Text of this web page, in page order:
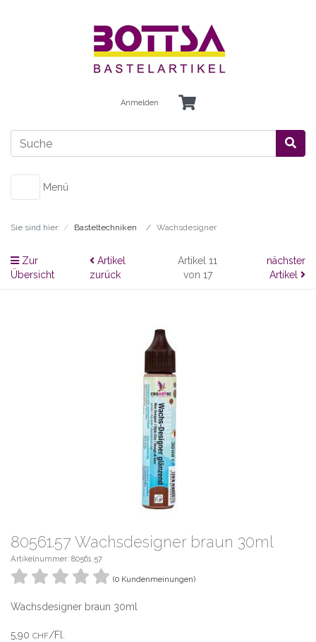
Anmelden
Menü
Sie sind hier: Basteltechniken Wachsdesigner
Zur
Übersicht
Artikel
zurück
Artikel 11
von 17
nächster
Artikel
80561.57 Wachsdesigner braun 30ml
Artikelnummer: 80561.57
(0 Kundenmeinungen)
Wachsdesigner braun 30ml
5,90 CHF/Fl.